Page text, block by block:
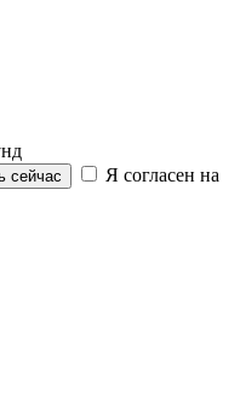
сейчас
Я согласен на